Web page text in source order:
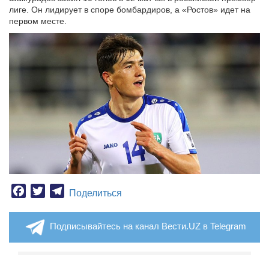
лиге. Он лидирует в споре бомбардиров, а «Ростов» идет на
первом месте.
Facebook
TwitterTelegram
Поделиться
Подписывайтесь на канал Вести.UZ в Telegram